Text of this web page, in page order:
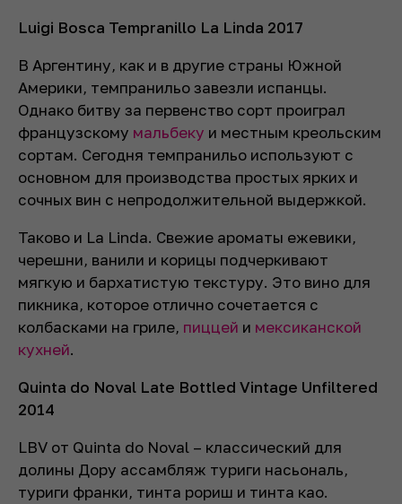
Luigi Bosca Tempranillo La Linda 2017
В Аргентину, как и в другие страны Южной
Америки, темпранильо завезли испанцы.
Однако битву за первенство сорт проиграл
французскому мальбеку и местным креольским
сортам. Сегодня темпранильо используют с
основном для производства простых ярких и
сочных вин с непродолжительной выдержкой.
Таково и La Linda. Свежие ароматы ежевики,
черешни, ванили и корицы подчеркивают
мягкую и бархатистую текстуру. Это вино для
пикника, которое отлично сочетается с
колбасками на гриле, пиццей и мексиканской
кухней.
Quinta do Noval Late Bottled Vintage Unfiltered
2014
LBV от Quinta do Noval – классический для
долины Дору ассамбляж туриги насьональ,
туриги франки, тинта рориш и тинта као.